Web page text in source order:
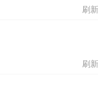
刷
刷